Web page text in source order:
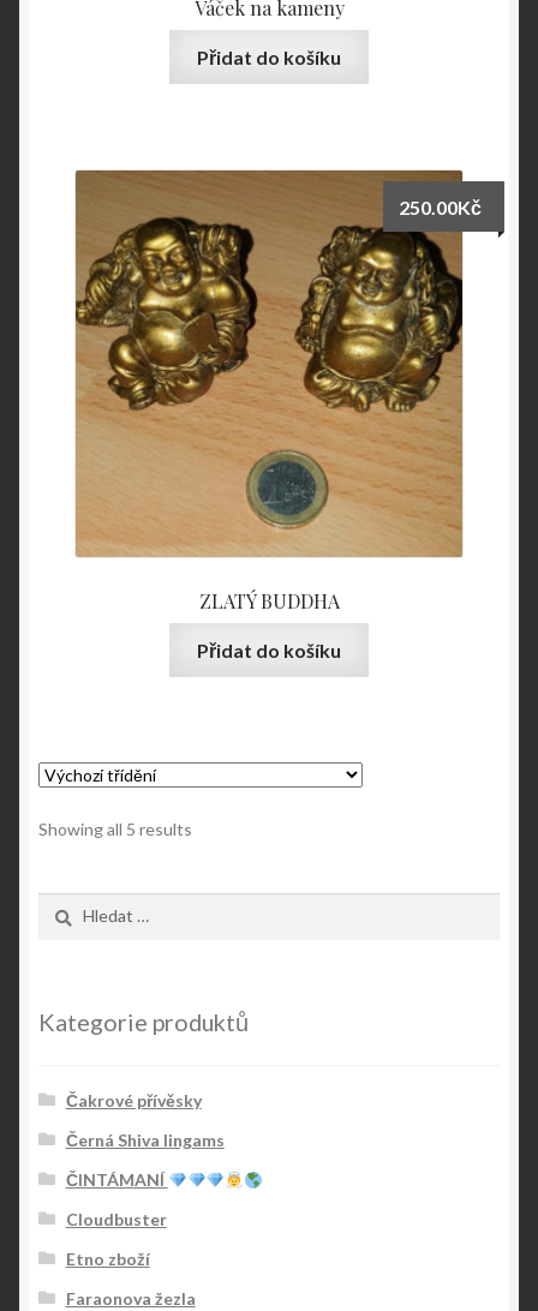
Váček na kameny
Přidat do košíku
ZLATÝ BUDDHA
250.00Kč
Přidat do košíku
Showing all 5 results
Kategorie produktů
Čakrové přívěsky
Černá Shiva lingams
ČINTÁMANÍ
Cloudbuster
Etno zboží
Faraonova žezla